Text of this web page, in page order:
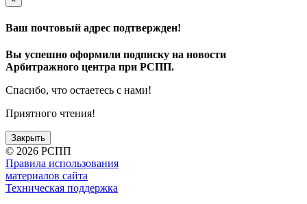
Ваш почтовый адрес подтвержден!
Вы успешно оформили подписку на новости
Арбитражного центра при РСПП.
Спасибо, что остаетесь с нами!
Приятного чтения!
Закрыть
© 2026 РСПП
Правила использования
материалов сайта
Техническая поддержка